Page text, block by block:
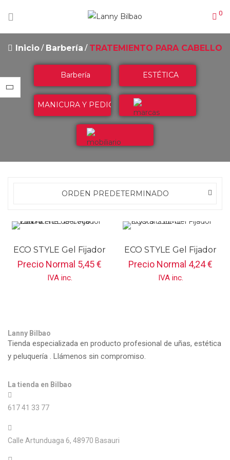
0
Inicio Barbería TRATEMIENTO PARA CABELLO
Barbería ESTÉTICA
MANICURA Y PEDICURA
ORDEN PREDETERMINADO
ECO STYLE Gel Fijador
Con Aceite De Coco
236ml
Precio Normal 5,45€
IVA inc.
ECO STYLE Gel Fijador
Krystal 236ML
Precio Normal 4,24€
IVA inc.
Lanny Bilbao
Tienda especializada en producto profesional de uñas, estética
y peluquería . Llámenos sin compromiso.
La tienda en Bilbao
617 41 33 77
Calle Artunduaga 6, 48970 Basauri